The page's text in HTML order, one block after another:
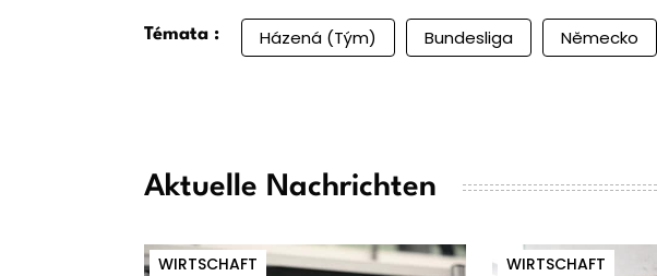
Témata : Házená (Tým) Bundesliga Německo
Aktuelle Nachrichten
WIRTSCHAFT WIRTSCHAFT